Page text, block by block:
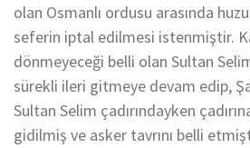
olan Osmanlı ordusu arasında
seferin iptal edilmesi istenmiştir.
dönmeyeceği belli olan Sultan
sürekli ileri gitmeye devam edip,
Sultan Selim çadırındayken
gidilmiş ve asker tavrını belli